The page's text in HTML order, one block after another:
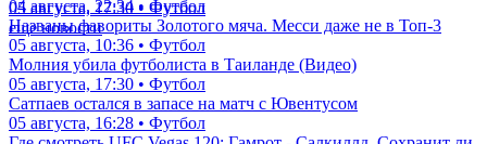
05 августа, 17:30 • Футбол
еще новости
04 августа, 22:34 • Футбол
Названы фавориты Золотого мяча. Месси даже не в Топ-3
05 августа, 10:36 • Футбол
Молния убила футболиста в Таиланде (Видео)
05 августа, 17:30 • Футбол
Сатпаев остался в запасе на матч с Ювентусом
05 августа, 16:28 • Футбол